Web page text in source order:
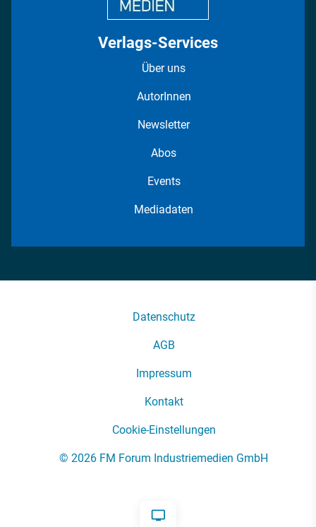
Verlags-Services
Über uns
AutorInnen
Newsletter
Abos
Events
Mediadaten
Datenschutz
AGB
Impressum
Kontakt
Cookie-Einstellungen
© 2026 FM Forum Industriemedien GmbH